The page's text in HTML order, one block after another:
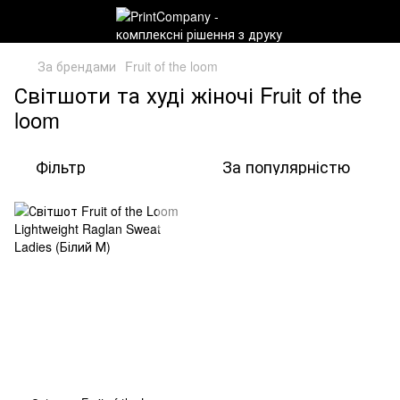
За брендами Fruit of the loom
Світшоти та худі жіночі Fruit of the
loom
Фільтр За популярністю